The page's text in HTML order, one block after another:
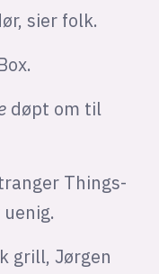
sier folk.
døpt om til
Things-
grill, Jørgen